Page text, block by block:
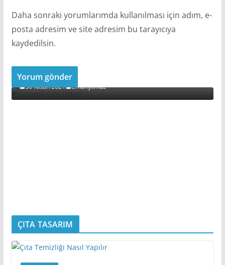
Daha sonraki yorumlarımda kullanılması için adım, e-
posta adresim ve site adresim bu tarayıcıya
kaydedilsin.
Güneşli Çıta Ustası
30 Nisan 2021 erhanyilmaz
ÇITA TASARIM